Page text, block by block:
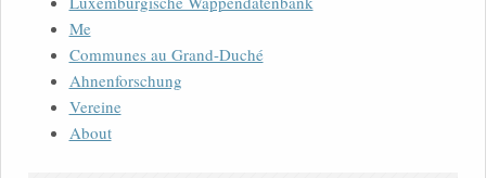
Me
Communes au Grand-Duché
Ahnenforschung
Vereine
About